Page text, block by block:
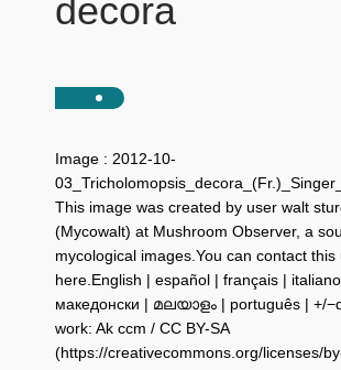
decora
Image : 2012-10-
This image was created by user walt
(Mycowalt) at Mushroom Observer, a
mycological images.You can contact this
here.English | español | français |
македонски | മലയാളം | português | +/
work: Ak ccm / CC BY-SA
(https://creativecommons.org/licenses/